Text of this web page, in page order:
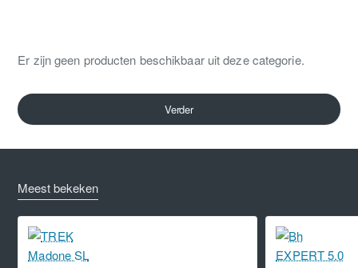
Er zijn geen producten beschikbaar uit deze categorie.
Verder
Meest bekeken